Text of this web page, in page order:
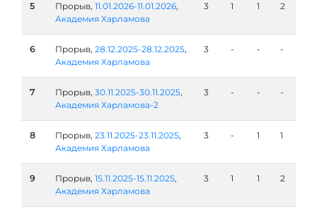
5 Прорыв, 11.01.2026-11.01.2026,
Академия Харламова
3 1 1 2
6 Прорыв, 28.12.2025-28.12.2025,
Академия Харламова
3 - - -
7 Прорыв, 30.11.2025-30.11.2025,
Академия Харламова-2
3 - - -
8 Прорыв, 23.11.2025-23.11.2025,
Академия Харламова
3 - 1 1
9 Прорыв, 15.11.2025-15.11.2025,
Академия Харламова
3 1 1 2